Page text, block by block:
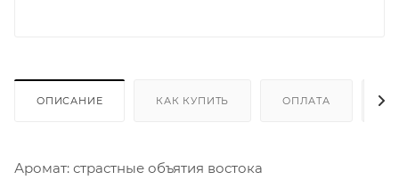
ОПИСАНИЕ КАК КУПИТЬ ОПЛАТА
Аромат: страстные объятия востока